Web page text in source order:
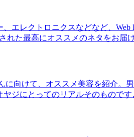
エレクトロニクスなどなど、
れた最高にオススメのネタをお届
に向けて、オススメ美容を紹介
ジにとってのリアルそのものです